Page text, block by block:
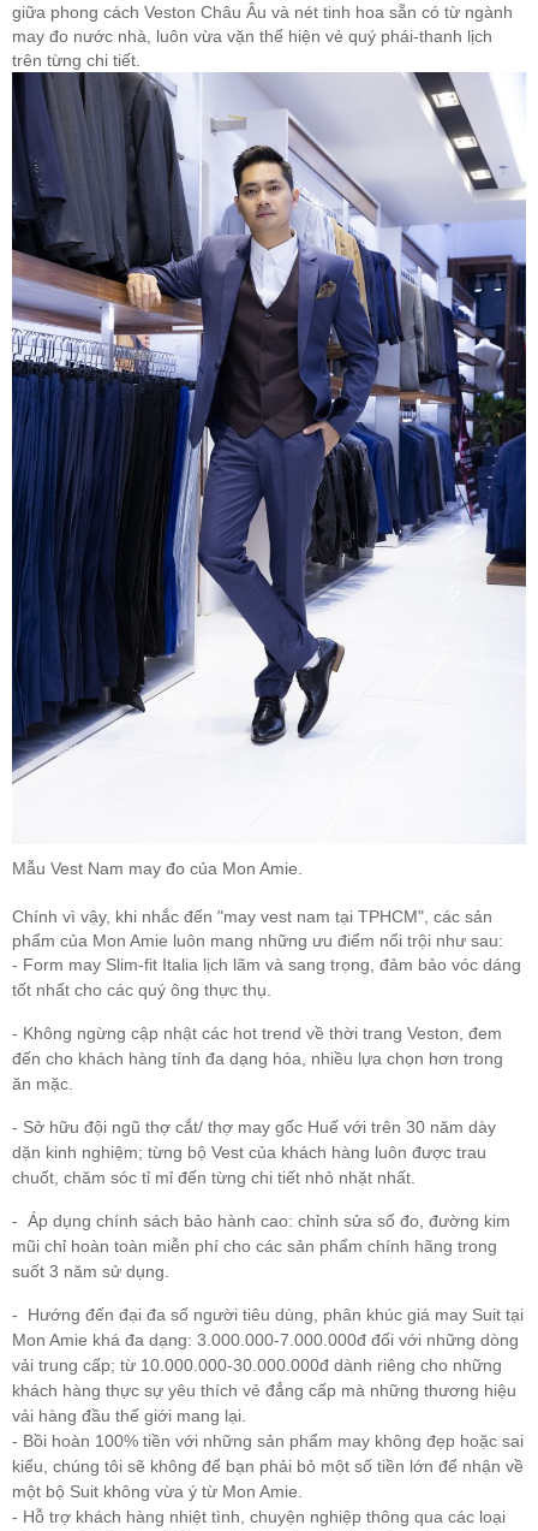
giữa phong cách Veston Châu Âu và nét tinh hoa sẵn có từ ngành
may đo nước nhà, luôn vừa vặn thể hiện vẻ quý phái-thanh lịch
trên từng chi tiết.
Mẫu Vest Nam may đo của Mon Amie.
Chính vì vậy, khi nhắc đến "may vest nam tại TPHCM", các sản
phẩm của Mon Amie luôn mang những ưu điểm nổi trội như sau:
- Form may Slim-fit Italia lịch lãm và sang trọng, đảm bảo vóc dáng
tốt nhất cho các quý ông thực thụ.
- Không ngừng cập nhật các hot trend về thời trang Veston, đem
đến cho khách hàng tính đa dạng hóa, nhiều lựa chọn hơn trong
ăn mặc.
- Sở hữu đội ngũ thợ cắt/ thợ may gốc Huế với trên 30 năm dày
dặn kinh nghiệm; từng bộ Vest của khách hàng luôn được trau
chuốt, chăm sóc tỉ mỉ đến từng chi tiết nhỏ nhặt nhất.
- Áp dụng chính sách bảo hành cao: chỉnh sửa số đo, đường kim
mũi chỉ hoàn toàn miễn phí cho các sản phẩm chính hãng trong
suốt 3 năm sử dụng.
- Hướng đến đại đa số người tiêu dùng, phân khúc giá may Suit tại
Mon Amie khá đa dạng: 3.000.000-7.000.000đ đối với những dòng
vải trung cấp; từ 10.000.000-30.000.000đ dành riêng cho những
khách hàng thực sự yêu thích vẻ đẳng cấp mà những thương hiệu
vải hàng đầu thế giới mang lại.
- Bồi hoàn 100% tiền với những sản phẩm may không đẹp hoặc sai
kiểu, chúng tôi sẽ không để bạn phải bỏ một số tiền lớn để nhận về
một bộ Suit không vừa ý từ Mon Amie.
- Hỗ trợ khách hàng nhiệt tình, chuyện nghiệp thông qua các loại